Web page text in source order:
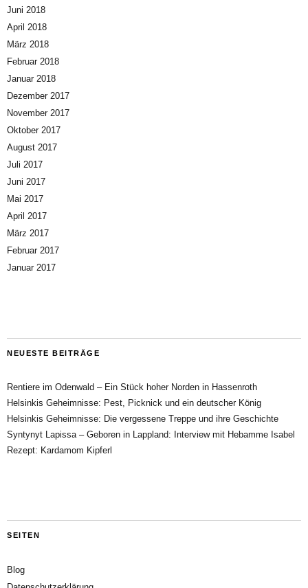
Juni 2018
April 2018
März 2018
Februar 2018
Januar 2018
Dezember 2017
November 2017
Oktober 2017
August 2017
Juli 2017
Juni 2017
Mai 2017
April 2017
März 2017
Februar 2017
Januar 2017
NEUESTE BEITRÄGE
Rentiere im Odenwald – Ein Stück hoher Norden in Hassenroth
Helsinkis Geheimnisse: Pest, Picknick und ein deutscher König
Helsinkis Geheimnisse: Die vergessene Treppe und ihre Geschichte
Syntynyt Lapissa – Geboren in Lappland: Interview mit Hebamme Isabel
Rezept: Kardamom Kipferl
SEITEN
Blog